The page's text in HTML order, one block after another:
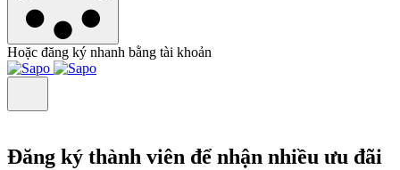
Hoặc đăng ký nhanh bằng tài khoản
Đăng ký thành viên để nhận nhiều ưu đãi